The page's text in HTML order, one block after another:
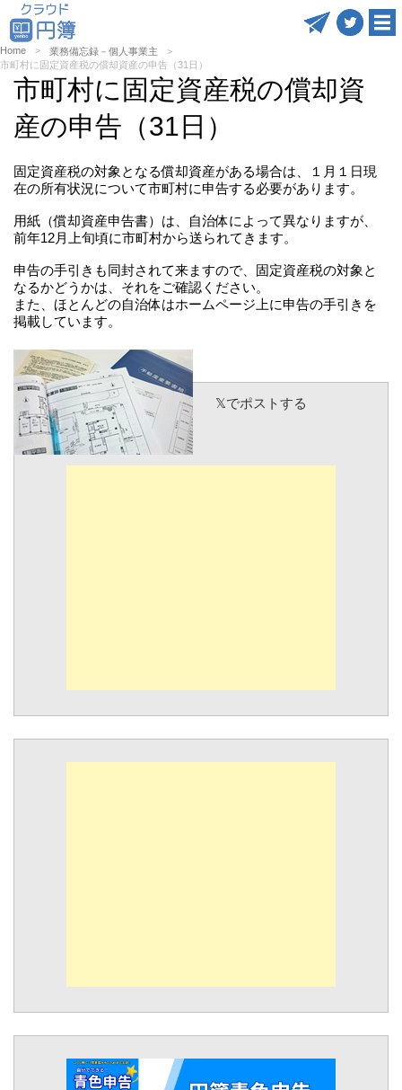
Home
業務備忘録－個人事業主
市町村に固定資産税の償却資産の申告（31日）
市町村に固定資産税の償却資
産の申告（31日）
固定資産税の対象となる償却資産がある場合は、１月１日現
在の所有状況について市町村に申告する必要があります。
用紙（償却資産申告書）は、自治体によって異なりますが、
前年12月上旬頃に市町村から送られてきます。
申告の手引きも同封されて来ますので、固定資産税の対象と
なるかどうかは、それをご確認ください。
また、ほとんどの自治体はホームページ上に申告の手引きを
掲載しています。
𝕏でポストする